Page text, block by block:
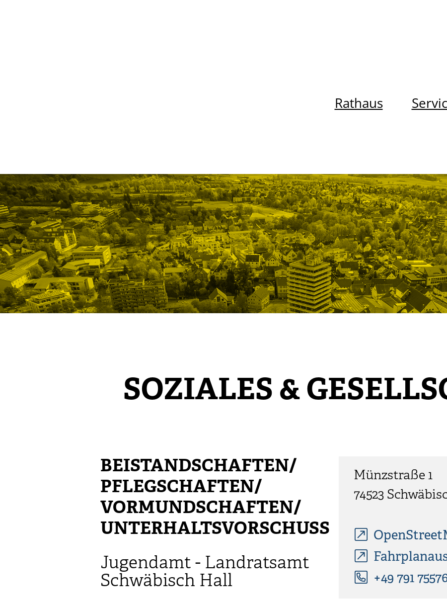
Rathaus
SOZIALES &
BEISTANDSCHAFTEN/
PFLEGSCHAFTEN/
VORMUNDSCHAFTEN/
UNTERHALTSVORSCHUSS
Jugendamt - Landratsamt
Schwäbisch Hall
Münzstraße 1
74523
+49 791